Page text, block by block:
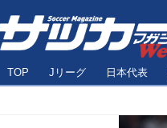
TOP Jリーグ 日本代表